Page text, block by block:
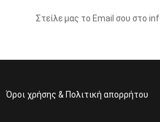
Στείλε μας το Email σου στο
Όροι χρήσης & Πολιτική απορρήτου